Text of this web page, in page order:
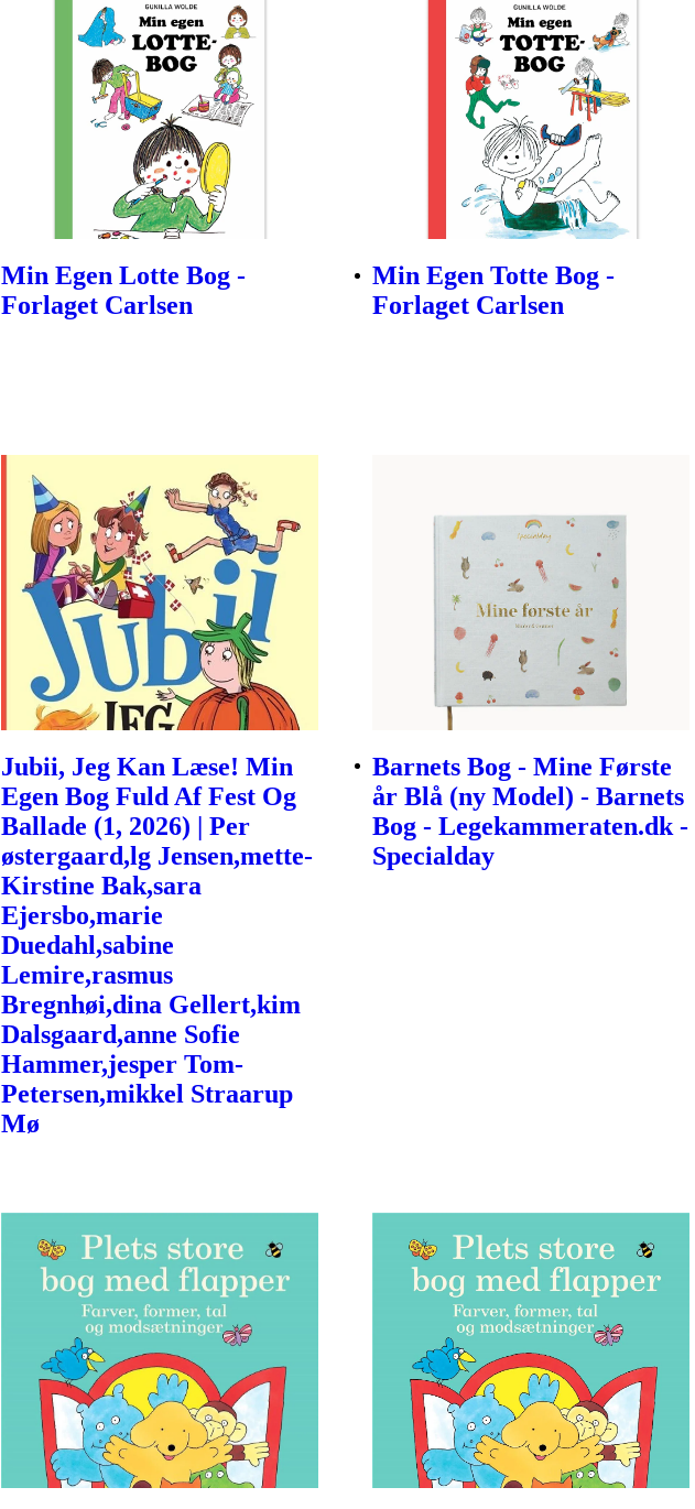
Min Egen Lotte Bog -
Forlaget Carlsen
Min Egen Totte Bog -
Forlaget Carlsen
Jubii, Jeg Kan Læse! Min
Egen Bog Fuld Af Fest Og
Ballade (1, 2026) | Per
østergaard,lg Jensen,mette-
Kirstine Bak,sara
Ejersbo,marie
Duedahl,sabine
Lemire,rasmus
Bregnhøi,dina Gellert,kim
Dalsgaard,anne Sofie
Hammer,jesper Tom-
Petersen,mikkel Straarup
Mø
Barnets Bog - Mine Første
år Blå (ny Model) - Barnets
Bog - Legekammeraten.dk -
Specialday